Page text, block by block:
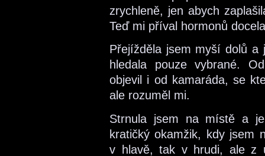
zrychleně, jen abych
Teď mi příval hormonů
Přejížděla jsem myší dolů a
hledala pouze vybrané.
objevil i od kamaráda, se
ale rozuměl mi.
Strnula jsem na místě a
kratičký okamžik, kdy jsem
v hlavě, tak v hrudi, ale z